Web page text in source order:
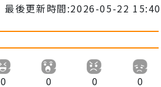
最後更新時間:2026-05-22 15:40
0 0 0 0